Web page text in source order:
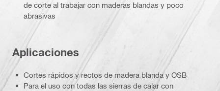
de corte al trabajar con maderas blandas y poco
abrasivas
Aplicaciones
Cortes rápidos y rectos de madera blanda y OSB
Para el uso con todas las sierras de calar con